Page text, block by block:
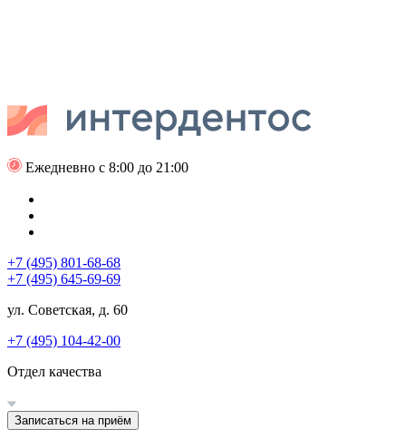
Ежедневно с 8:00 до 21:00
+7 (495) 801-68-68
+7 (495) 645-69-69
ул. Советская, д. 60
+7 (495) 104-42-00
Отдел качества
Записаться на приём